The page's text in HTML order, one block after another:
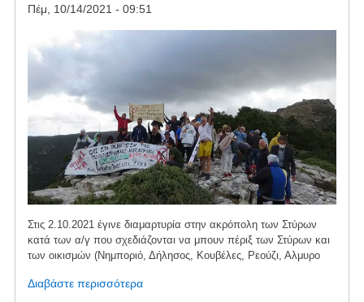
Πέμ, 10/14/2021 - 09:51
Στις 2.10.2021 έγινε διαμαρτυρία στην ακρόπολη των Στύρων
κατά των α/γ που σχεδιάζονται να μπουν πέριξ των Στύρων και
των οικισμών (Νημποριό, Δήλησος, Κουβέλες, Ρεούζι, Αλμυρο
Διαβάστε περισσότεραγια